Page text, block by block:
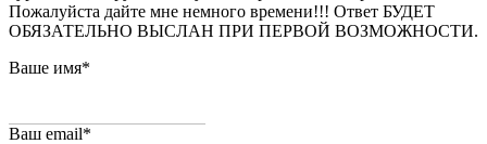
Пожалуйста дайте мне немного времени!!! Ответ БУДЕТ
ОБЯЗАТЕЛЬНО ВЫСЛАН ПРИ ПЕРВОЙ ВОЗМОЖНОСТИ.
Ваше имя*
Ваш email*